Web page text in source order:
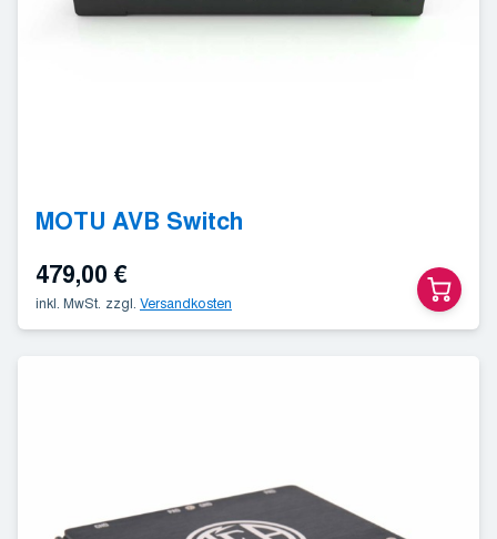
MOTU AVB Switch
479,00 €
inkl. MwSt. zzgl. Versandkosten